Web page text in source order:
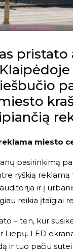
pristato
miesto
pasirinkimą
ryškią reklamą
ir į
reikia įtaigiai
– ten, kur
LED
ir tuo pačiu